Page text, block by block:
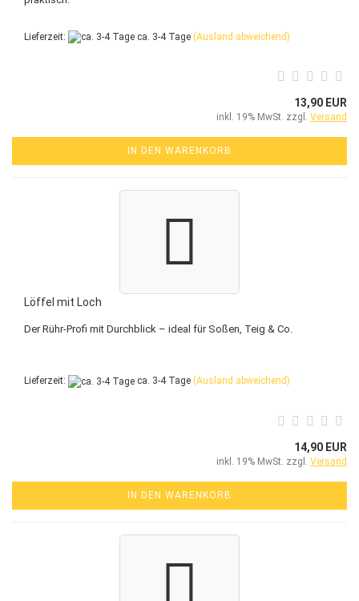
Lieferzeit: ca. 3-4 Tage (Ausland abweichend)
13,90 EUR
inkl. 19% MwSt. zzgl. Versand
IN DEN WARENKORB
Löffel mit Loch
Der Rühr-Profi mit Durchblick – ideal für Soßen, Teig & Co.
Lieferzeit: ca. 3-4 Tage (Ausland abweichend)
14,90 EUR
inkl. 19% MwSt. zzgl. Versand
IN DEN WARENKORB